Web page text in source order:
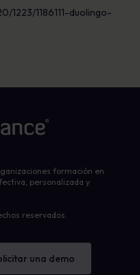
1186111-duolingo-
formación en
personalizada y
reservados.
una demo